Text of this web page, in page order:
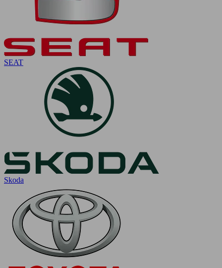
SEAT
Skoda